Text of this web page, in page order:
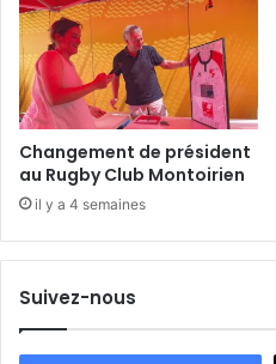
b
s
Changement de président
au Rugby Club Montoirien
il y a 4 semaines
Suivez-nous